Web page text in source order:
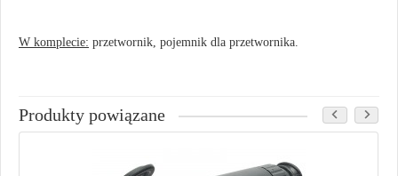
W komplecie: przetwornik, pojemnik dla przetwornika.
Produkty powiązane